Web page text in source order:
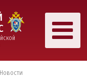
Новости